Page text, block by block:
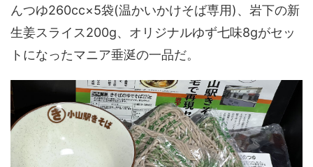
んつゆ260cc×5袋(温かいかけそば専用)、岩下の新
生姜スライス200g、オリジナルゆず七味8gがセッ
トになったマニア垂涎の一品だ。